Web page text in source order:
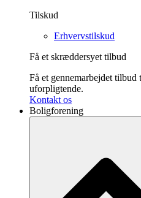
Tilskud
Erhvervstilskud
Få et skræddersyet tilbud
Få et gennemarbejdet
uforpligtende.
Kontakt os
Boligforening